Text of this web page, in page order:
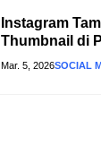
Instagram
Thumbnail di
Mar. 5, 2026SOCIAL